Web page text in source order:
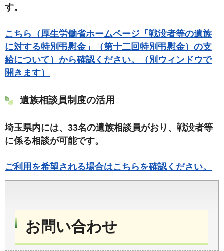
す。
こちら（厚生労働省ホームページ「戦没者等の遺族
に対する特別弔慰金」（第十二回特別弔慰金）の支
給について）から確認ください。（別ウィンドウで
開きます）
遺族相談員制度の活用
埼玉県内には、33名の遺族相談員がおり、戦没者等
に係る相談が可能です。
ご利用を希望される場合はこちらを確認ください。
お問い合わせ